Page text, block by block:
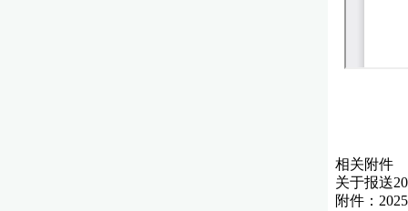
相关附件
关于报送
附件：